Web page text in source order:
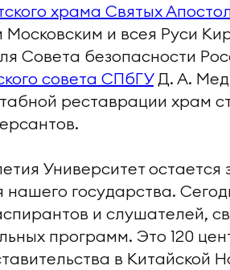
храма Святых
и всея Руси
Совета безопасности
совета СПбГУД. А.
реставрации храм
Университет
нашего государства.
и слушателей,
программ. Это 120
в Китайской